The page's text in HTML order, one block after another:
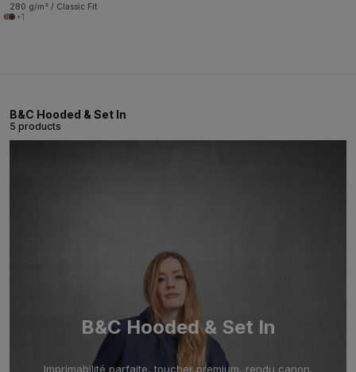
280 g/m² / Classic Fit
+1
B&C Hooded & Set In
5 products
B&C Hooded & Set In
Imprimabilité parfaite, toucher premium, rendu canon.